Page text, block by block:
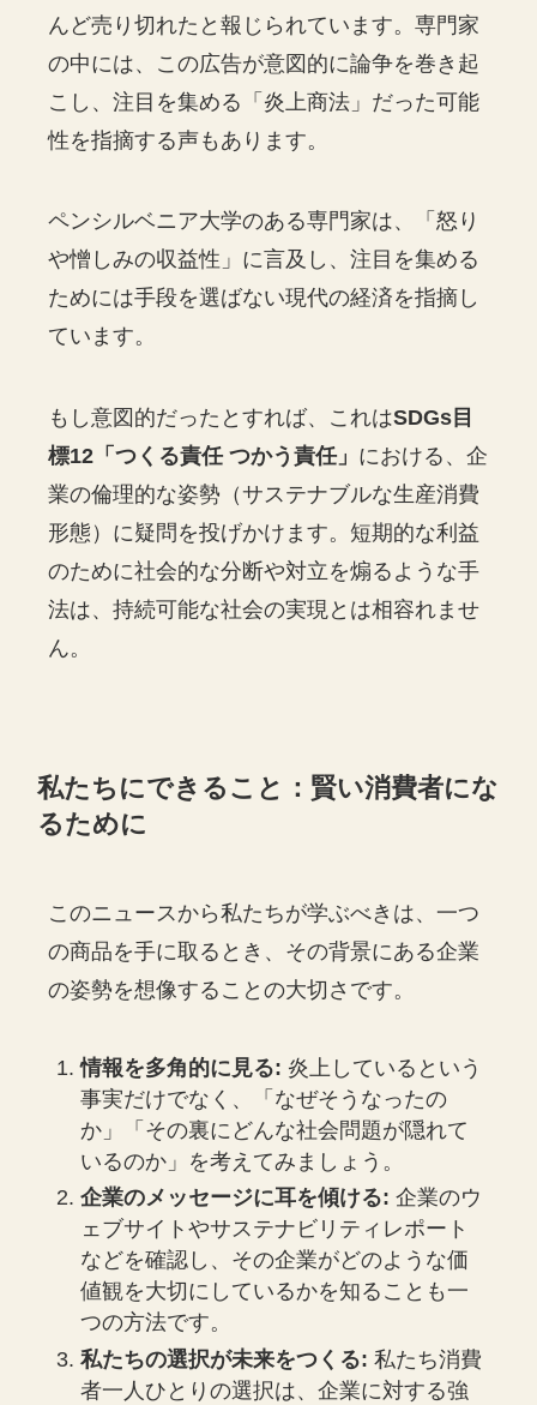
んど売り切れたと報じられています。専門家
の中には、この広告が意図的に論争を巻き起
こし、注目を集める「炎上商法」だった可能
性を指摘する声もあります。
ペンシルベニア大学のある専門家は、「怒り
や憎しみの収益性」に言及し、注目を集める
ためには手段を選ばない現代の経済を指摘し
ています。
もし意図的だったとすれば、これはSDGs目
標12「つくる責任 つかう責任」 における、企
業の倫理的な姿勢（サステナブルな生産消費
形態）に疑問を投げかけます。短期的な利益
のために社会的な分断や対立を煽るような手
法は、持続可能な社会の実現とは相容れませ
ん。
私たちにできること：賢い消費者にな
るために
このニュースから私たちが学ぶべきは、一つ
の商品を手に取るとき、その背景にある企業
の姿勢を想像することの大切さです。
情報を多角的に見る: 炎上しているという
事実だけでなく、「なぜそうなったの
か」「その裏にどんな社会問題が隠れて
いるのか」を考えてみましょう。
企業のメッセージに耳を傾ける: 企業のウ
ェブサイトやサステナビリティレポート
などを確認し、その企業がどのような価
値観を大切にしているかを知ることも一
つの方法です。
私たちの選択が未来をつくる: 私たち消費
者一人ひとりの選択は、企業に対する強